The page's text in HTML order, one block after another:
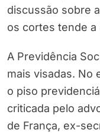
discussão sobre
os cortes tende a
A Previdência
mais visadas. No
o piso
criticada pelo
de França, ex-